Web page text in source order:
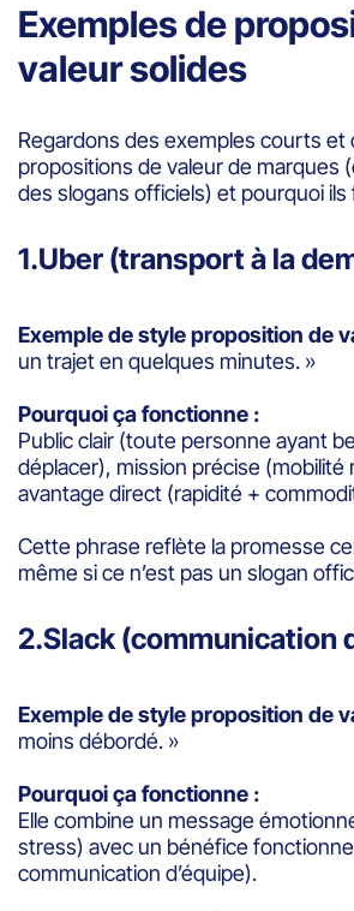
Exemples de
valeur solides
Regardons des exemples courts et
propositions de valeur de marques
des slogans officiels) et pourquoi
1.Uber (transport à la
Exemple de style proposition de
un trajet en quelques minutes. »
Pourquoi ça fonctionne :
Public clair (toute personne ayant
déplacer), mission précise (mobilité
avantage direct (rapidité +
Cette phrase reflète la promesse
même si ce n’est pas un slogan
2.Slack (communication
Exemple de style proposition de
moins débordé. »
Pourquoi ça fonctionne :
Elle combine un message
stress) avec un bénéfice
communication d’équipe).